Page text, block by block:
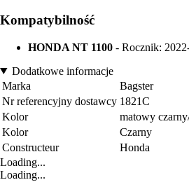
Kompatybilność
HONDA NT 1100 - Rocznik:
Dodatkowe informacje
Marka
Bagster
Nr referencyjny dostawcy 1821C
Kolor
matowy
Kolor
Czarny
Constructeur
Honda
Loading...
Loading...